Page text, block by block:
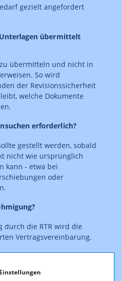
gezielt angefordert
übermittelt
übermitteln und nicht in
So wird
der Revisionssicherheit
welche Dokumente
erforderlich?
gestellt werden, sobald
nicht wie ursprünglich
kann - etwa bei
oder
durch die RTR wird die
Vertragsvereinbarung.
von